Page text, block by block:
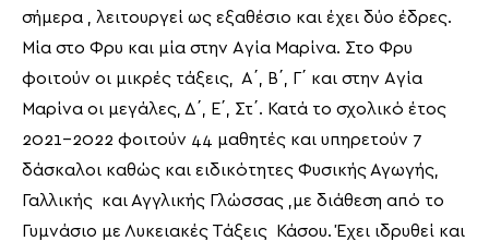
σήμερα , λειτουργεί ως εξαθέσιο και έχει δύο έδρες.
Μία στο Φρυ και μία στην Aγία Μαρίνα. Στο Φρυ
φοιτούν οι μικρές τάξεις, Α΄, Β΄, Γ΄ και στην Aγία
Μαρίνα οι μεγάλες, Δ΄, Ε΄, Στ΄. Κατά το σχολικό έτος
2021-2022 φοιτούν 44 μαθητές και υπηρετούν 7
δάσκαλοι καθώς και ειδικότητες Φυσικής Αγωγής,
Γαλλικής και Αγγλικής Γλώσσας ,με διάθεση από το
Γυμνάσιο με Λυκειακές Τάξεις Κάσου. Έχει ιδρυθεί και